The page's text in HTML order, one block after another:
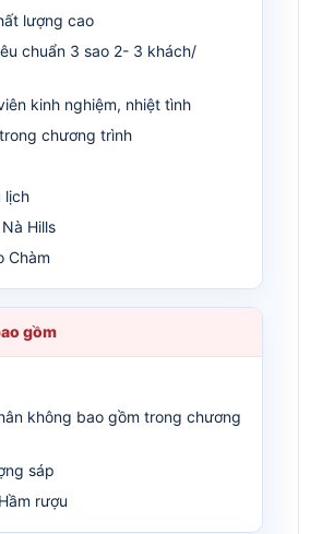
lượng cao
chuẩn 3 sao 2- 3 khách/
kinh nghiệm, nhiệt tình
chương trình
lịch
Hills
Chàm
gồm
không bao gồm trong chương
sáp
rượu